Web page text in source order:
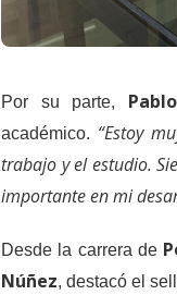
Por su parte,
académico. “Estoy
trabajo y el estudio.
importante en mi
Desde la carrera de
Núñez, destacó el